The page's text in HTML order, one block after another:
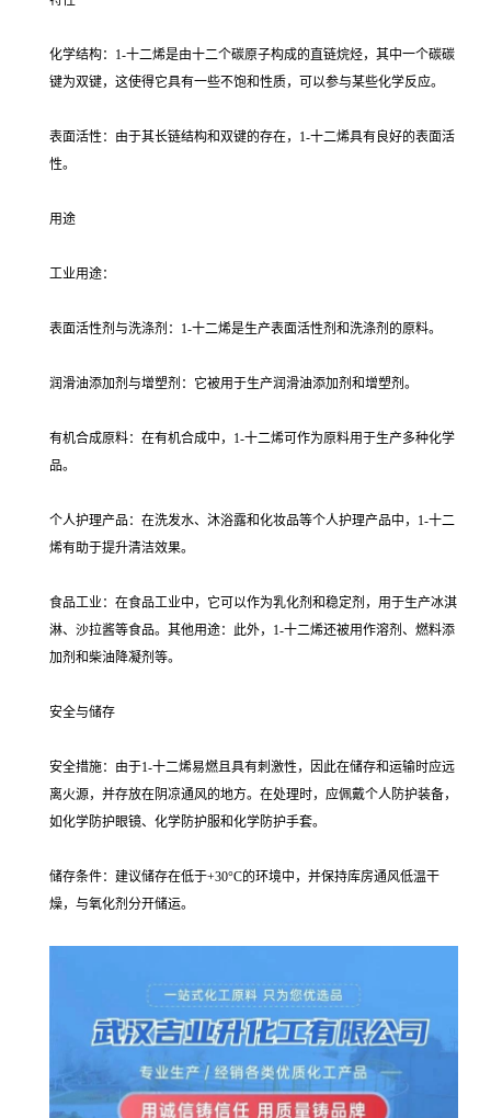
化学结构：1-十二烯是由十二个碳原子构成的直链烷烃，其中一个碳碳
键为双键，这使得它具有一些不饱和性质，可以参与某些化学反应。
表面活性：由于其长链结构和双键的存在，1-十二烯具有良好的表面活
性。
用途
工业用途：
表面活性剂与洗涤剂：1-十二烯是生产表面活性剂和洗涤剂的原料。
润滑油添加剂与增塑剂：它被用于生产润滑油添加剂和增塑剂。
有机合成原料：在有机合成中，1-十二烯可作为原料用于生产多种化学
品。
个人护理产品：在洗发水、沐浴露和化妆品等个人护理产品中，1-十二
烯有助于提升清洁效果。
食品工业：在食品工业中，它可以作为乳化剂和稳定剂，用于生产冰淇
淋、沙拉酱等食品。其他用途：此外，1-十二烯还被用作溶剂、燃料添
加剂和柴油降凝剂等。
安全与储存
安全措施：由于1-十二烯易燃且具有刺激性，因此在储存和运输时应远
离火源，并存放在阴凉通风的地方。在处理时，应佩戴个人防护装备，
如化学防护眼镜、化学防护服和化学防护手套。
储存条件：建议储存在低于+30°C的环境中，并保持库房通风低温干
燥，与氧化剂分开储运。